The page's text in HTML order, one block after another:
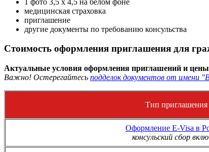
медицинская страховка
приглашение
другие документы по требованию консульства
Стоимость оформления приглашения для
Актуальные условия оформления приглашений и цены
Важно! Остерегайтесь подделок документов от имени
Тип приглашения
Оформление E-Visa в
консульский сбор